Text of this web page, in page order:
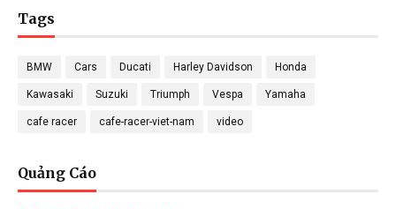
Tags
BMW Cars Ducati Harley Davidson Honda
Kawasaki Suzuki Triumph Vespa Yamaha
cafe racer cafe-racer-viet-nam video
Quảng Cáo